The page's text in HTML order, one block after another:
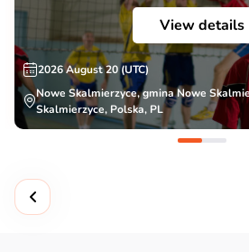
View details
2026 August 20 (UTC)
Nowe Skalmierzyce, gmina Nowe
Skalmierzyce, Polska, PL